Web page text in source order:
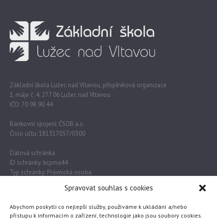
Spravovat souhlas s cookies
Abychom poskytli co nejlepší služby, používáme k ukládání a/nebo
přístupu k informacím o zařízení, technologie jako jsou soubory cookies.
Základní škola Lužec nad Vltavou, příspěvková organizace
1. máje č. 4, 277 06 Lužec nad Vltavou
IČO: 70 98 90 44
Bankovní spojení: ČSOB a.s.
Číslo účtu: 181317057/0300
Datová schránka
ID schránky: kcpma44
Typ schránky: Právnická osoba